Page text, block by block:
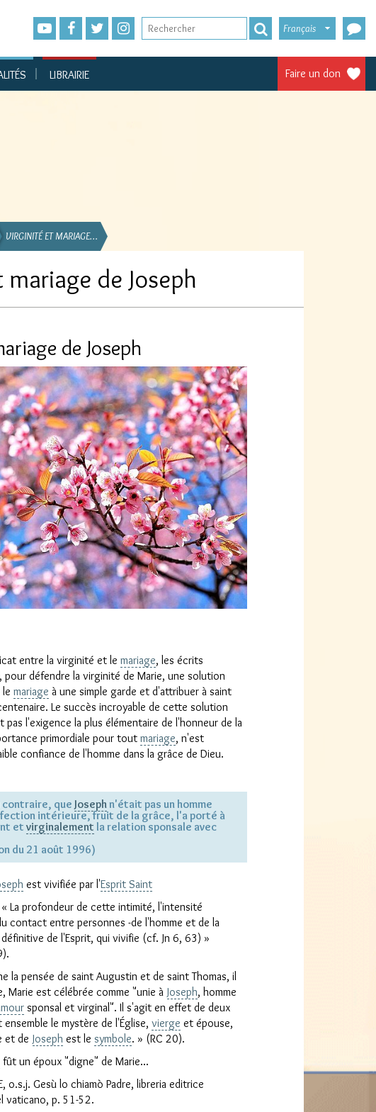
Français
Faire un don
LIBRAIRIE
VIRGINITÉ ET MARIAGE…
de Joseph
de Joseph
entre la virginité et le mariage, les écrits
défendre la virginité de Marie, une solution
mariage à une simple garde et d'attribuer à saint
Le succès incroyable de cette solution
l'exigence la plus élémentaire de l'honneur de la
primordiale pour tout mariage, n'est
confiance de l'homme dans la grâce de Dieu.
contraire, que Joseph n'était pas un homme
intérieure, fruit de la grâce, l'a porté à
et virginalement la relation sponsale avec
du 21 août 1996)
est vivifiée par l'Esprit Saint
La profondeur de cette intimité, l'intensité
contact entre personnes -de l'homme et de la
de l'Esprit, qui vivifie (cf. Jn 6, 63) »
la pensée de saint Augustin et de saint Thomas, il
Marie est célébrée comme "unie à Joseph, homme
sponsal et virginal". Il s'agit en effet de deux
le mystère de l'Église, vierge et épouse,
et de Joseph est le symbole. » (RC 20).
fût un époux "digne" de Marie...
o.s.j. Gesù lo chiamò Padre, libreria editrice
vaticano, p. 51-52.
Close